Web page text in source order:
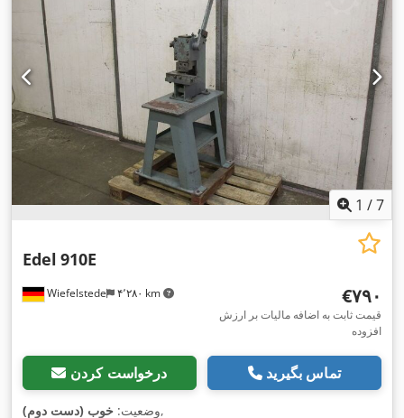
1 /7
Wiefelstede ۴٬۲۸۰ km
Edel 910E
‎€۷۹۰
قیمت ثابت به اضافه مالیات بر ارزش
افزوده
درخواست کردن تماس بگیرید
وضعیت: خوب (دست دوم) ,